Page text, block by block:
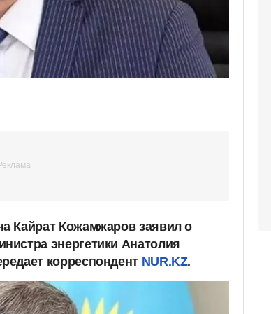
Кайрат Кожамжаров заявил о
энергетики Анатолия
корреспондент NUR.KZ.